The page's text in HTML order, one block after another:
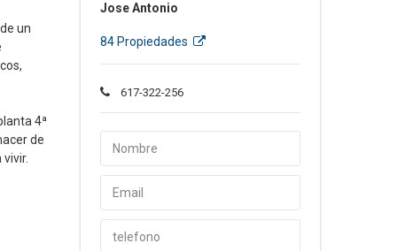
un
4ª
de
Jose Antonio
84 Propiedades
617-322-256